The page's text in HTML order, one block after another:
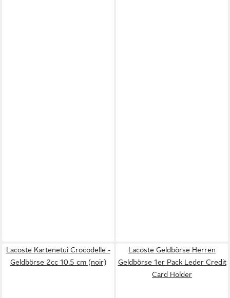
Lacoste Kartenetui Crocodelle -
Geldbörse 2cc 10.5 cm (noir)
Lacoste Geldbörse Herren
Geldbörse 1er Pack Leder Credit
Card Holder